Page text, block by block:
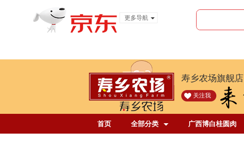
更多导航
寿乡农场旗舰店
关注我
首页 全部分类 广西博白桂圆肉